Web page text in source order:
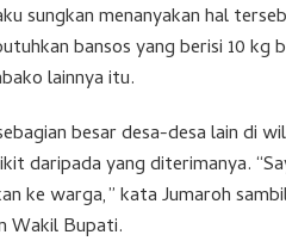
sungkan menanyakan hal
bansos yang berisi 10
lainnya itu.
besar desa-desa lain di
daripada yang diterimanya.
ke warga,” kata Jumaroh
Wakil Bupati.